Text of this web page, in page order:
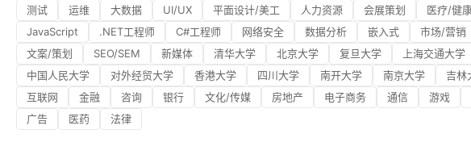
测试
运维 大数据 UI/UX 平面设计/美工 人力资源 会展策划 医疗/健
JavaScript
.NET工程师 C#工程师 网络安全 数据分析 嵌入式 市场/营销
文案/策划
SEO/SEM 新媒体 清华大学 北京大学 复旦大学 上海交通大学
中国人民大学
对外经贸大学 香港大学 四川大学 南开大学 南京大学 吉林
互联网
金融 咨询 银行 文化/传媒 房地产 电子商务 通信 游戏
广告
医药 法律